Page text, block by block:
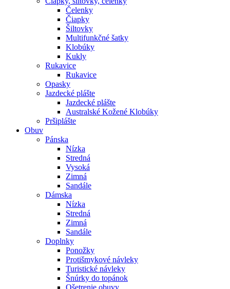
Čelenky
Čiapky
Šiltovky
Multifunkčné šatky
Klobúky
Kukly
Rukavice
Rukavice
Opasky
Jazdecké plášte
Jazdecké plášte
Australské Kožené Klobúky
Pršiplášte
Obuv
Pánska
Nízka
Stredná
Vysoká
Zimná
Sandále
Dámska
Nízka
Stredná
Zimná
Sandále
Doplnky
Ponožky
Protišmykové návleky
Turistické návleky
Šnúrky do topánok
Ošetrenie obuvy